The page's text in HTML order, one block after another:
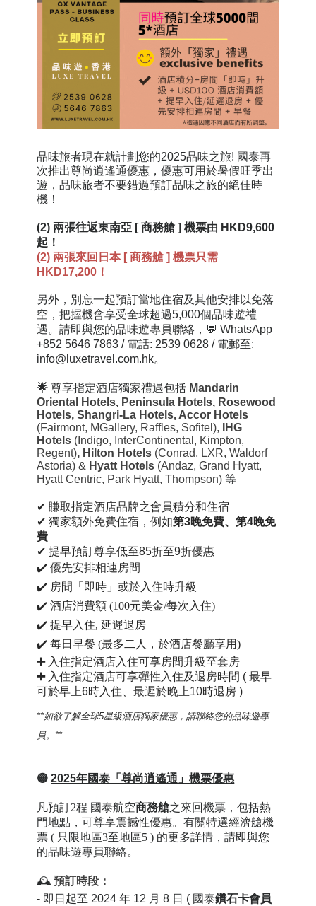
品味旅者現在就計劃您的2025品味之旅! 國泰再
次推出尊尚逍遙通優惠，優惠可用於暑假旺季出
遊，品味旅者不要錯過預訂品味之旅的絕佳時
機！
(2) 兩張往返東南亞 [ 商務艙 ] 機票由 HKD9,600
起！
(2) 兩張來回日本 [ 商務艙 ] 機票只需
HKD17,200！
另外， 別忘一起預訂當地住宿及其他安排以免落
空，把握機會享受全球超過5,000個品味遊禮
遇。請即與您的品味遊專員聯絡，💬 WhatsApp
+852 5646 7863 / 電話: 2539 0628 / 電郵至:
info@luxetravel.com.hk。
🌟尊享指定酒店獨家禮遇包括 Mandarin
Oriental Hotels, Peninsula Hotels, Rosewood
Hotels, Shangri-La Hotels, Accor Hotels
(Fairmont, MGallery, Raffles, Sofitel), IHG
Hotels (Indigo, InterContinental, Kimpton,
Regent), Hilton Hotels (Conrad, LXR, Waldorf
Astoria) & Hyatt Hotels (Andaz, Grand Hyatt,
Hyatt Centric, Park Hyatt, Thompson) 等
✔ 賺取指定酒店品牌之會員積分和住宿
✔ 獨家額外免費住宿，例如第3晚免費、第4晚免
費
✔提早預訂尊享低至85折至9折優惠
✔️ 優先安排相連房間
✔️ 房間「即時」或於入住時升級
✔️ 酒店消費額 (100元美金/每次入住)
✔️ 提早入住, 延遲退房
✔️ 每日早餐 (最多二人，於酒店餐廳享用)
➕ 入住指定酒店入住可享房間升級至套房
➕入住指定酒店可享彈性入住及退房時間 ( 最早
可於早上6時入住、最遲於晚上10時退房 )
**如欲了解全球5星級酒店獨家優惠，請聯絡您的品味遊專
員。**
🟡2025年國泰「尊尚逍遙通」機票優惠
凡預訂2程 國泰航空商務艙之來回機票，包括熱
門地點，可尊享震撼性優惠。有關特選經濟艙機
票 ( 只限地區3至地區5 ) 的更多詳情，請即與您
的品味遊專員聯絡。
🕰️預訂時段：
- 即日起至 2024 年 12 月 8 日 ( 國泰鑽石卡會員